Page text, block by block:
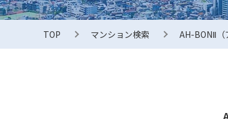
TOP マンション検索 AH-BONⅡ（